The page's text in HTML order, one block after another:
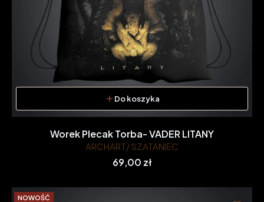
Do koszyka
Worek Plecak Torba- VADER LITANY
ARCHART/ SZATANIEC
Cena
69,00 zł
NOWOŚĆ